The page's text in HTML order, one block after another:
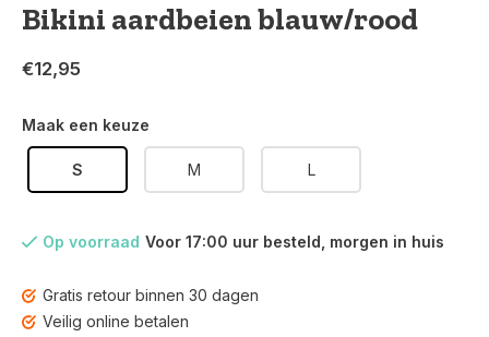
Bikini aardbeien blauw/rood
€12,95
Maak een keuze
S M L
Op voorraad Voor 17:00 uur besteld, morgen in huis
Gratis retour binnen 30 dagen
Veilig online betalen